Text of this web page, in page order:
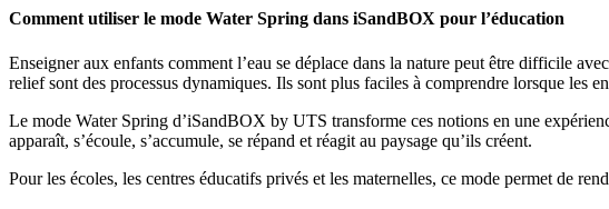
Comment utiliser le mode Water Spring dans iSandBOX pour l’éducation
Enseigner aux enfants comment l’eau se déplace dans la nature peut être difficile
relief sont des processus dynamiques. Ils sont plus faciles à comprendre lorsque les
Le mode Water Spring d’iSandBOX by UTS transforme ces notions en une
apparaît, s’écoule, s’accumule, se répand et réagit au paysage qu’ils créent.
Pour les écoles, les centres éducatifs privés et les maternelles, ce mode permet de